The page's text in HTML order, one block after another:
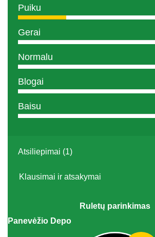
Puiku
Gerai
Normalu
Blogai
Baisu
Atsiliepimai (1)
Klausimai ir atsakymai
Ruletų parinkimas
Panevėžio Depo